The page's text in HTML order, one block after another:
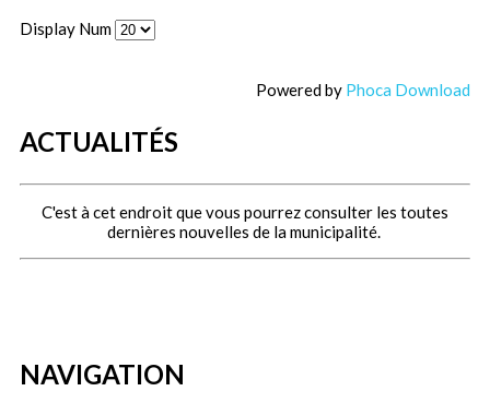
Display Num
Powered by Phoca Download
ACTUALITÉS
C'est à cet endroit que vous pourrez consulter les toutes
dernières nouvelles de la municipalité.
NAVIGATION